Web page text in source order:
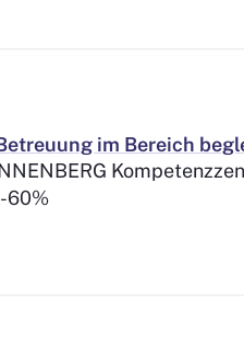
im Bereich
60%